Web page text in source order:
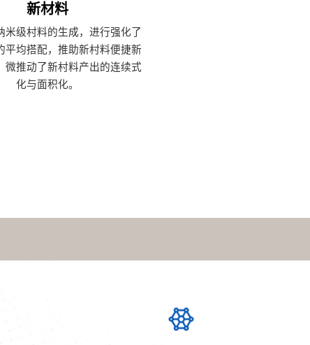
新材料
米级村料的生成，进行强化了
平均搭配，推助新村料便捷新
微推动了新村料产出的连续式
化与面积化。